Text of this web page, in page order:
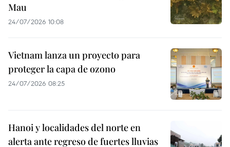
Mau
24/07/2026 10:08
Vietnam lanza un proyecto para
proteger la capa de ozono
24/07/2026 08:25
Hanoi y localidades del norte en
alerta ante regreso de fuertes lluvias